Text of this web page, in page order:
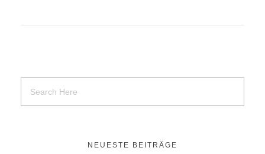
NEUESTE BEITRÄGE